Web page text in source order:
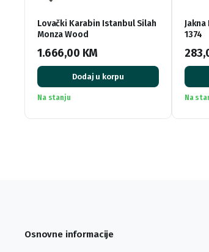
Lovački Karabin Istanbul Silah
Monza Wood
1.666,00 KM
Dodaj u korpu
Na stanju
1374
Na
Osnovne informacije